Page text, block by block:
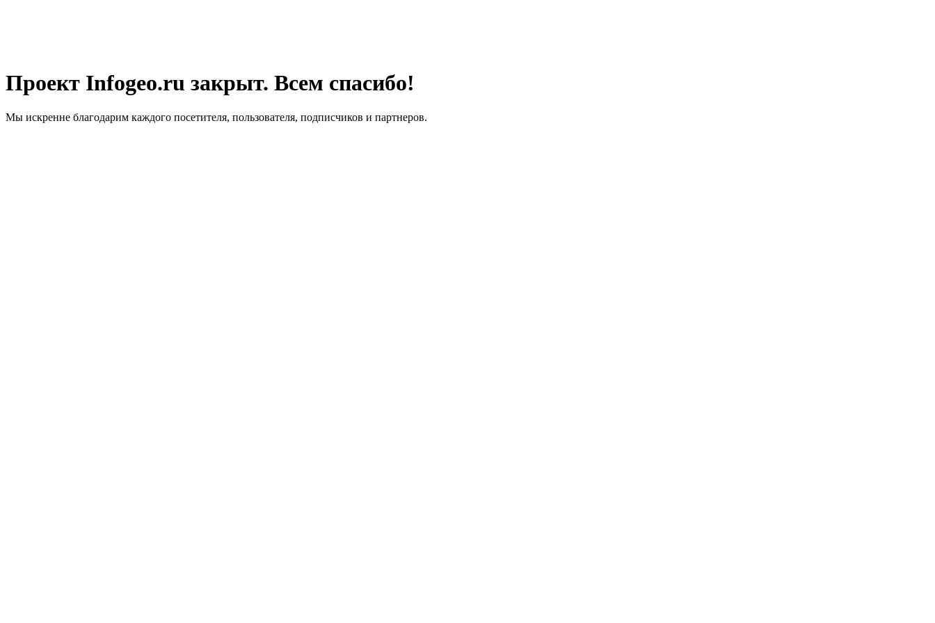
Проект Infogeo.ru закрыт. Всем спасибо!
Мы искренне благодарим каждого посетителя, пользователя, подписчиков и партнеров.